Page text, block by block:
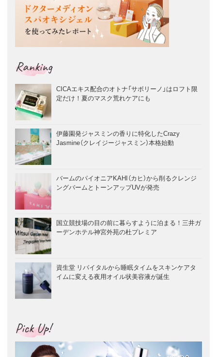
Ranking
CICAエキス配合のオトナ「サボリーノ」はロフト限
定だけ！夏のマスク荒れケアにも
伊藤園発ジャスミンの香りに特化したCrazy
Jasmine（クレイジージャスミン）本格始動
バームのパイオニアKAHI（カヒ）から削るクレンジ
ングバームとトーンアップUVが発売
国立競技場の目の前に暮らすように泊まる！三井ガ
ーデンホテル神宮外苑の杜プレミア
資生堂 リバイタルから睡眠タイムをスキンケアタ
イムに変える夜用オイル状美容液が誕生
Pick Up!